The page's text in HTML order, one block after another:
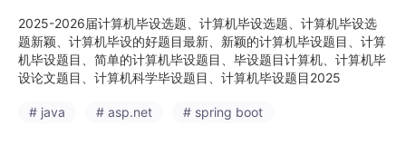
2025-2026届计算机毕设选题、计算机毕设选题、计算机毕设选
题新颖、计算机毕设的好题目最新、新颖的计算机毕设题目、计算
机毕设题目、简单的计算机毕设题目、毕设题目计算机、计算机毕
设论文题目、计算机科学毕设题目、计算机毕设题目2025
# java # asp.net # spring boot